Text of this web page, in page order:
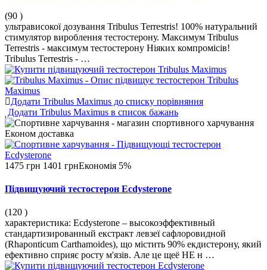
(90 )
ультрависокої дозування Tribulus Terrestris! 100% натуральний
стимулятор вироблення тестостерону. Максимум Tribulus
Terrestris - максимум тестостерону Ніяких компромісів!
Tribulus Terrestris - …
Додати Tribulus Maximus до списку порівняння
Додати Tribulus Maximus в список бажань
Економ доставка
1475 грн 1401 грнЕкономія 5%
Підвищуючий тестостерон Ecdysterone
(120 )
характеристика: Ecdysterone – высокоэффективный
стандартизированный екстракт левзеї сафлоровидной
(Rhaponticum Carthamoides), що містить 90% екдистерону, який
ефективно сприяє росту м'язів. Але це щеё НЕ н …